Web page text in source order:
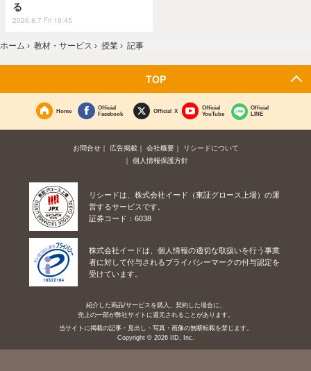
る
2026.8.7 Fri 19:45
ホーム › 教材・サービス › 授業 › 記事
TOP
Home
Official
Facebook
Official X
Official
YouTube
Official
LINE
お問合せ 広告掲載 会社概要
リシードについて
個人情報保護方針
リシードは、株式会社イード（東証グロース上場）の運
営するサービスです。
証券コード：6038
株式会社イードは、個人情報の適切な取扱いを行う事業
者に対して付与されるプライバシーマークの付与認定を
受けています。
紹介した商品/サービスを購入、契約した場合に、
売上の一部が弊社サイトに還元されることがあります。
当サイトに掲載の記事・見出し・写真・画像の無断転載を禁じます。
Copyright © 2026 IID, Inc.